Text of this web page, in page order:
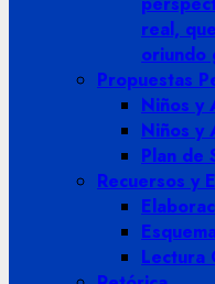
real,
oriundo
Propuestas
Niños y
Niños y
Plan de
Recuersos y
Lectura